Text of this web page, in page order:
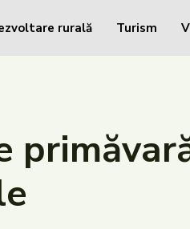
rurală Turism